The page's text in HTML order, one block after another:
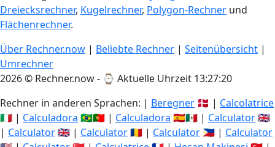
Dreiecksrechner, Kugelrechner, Polygon-Rechner und
Flächenrechner.
Über Rechner.now | Beliebte Rechner | Seitenübersicht |
Umrechner
2026 © Rechner.now - ⌚ Aktuelle Uhrzeit 13:27:20
Rechner in anderen Sprachen: | Beregner 🇩🇰 | Calcolatrice
🇮🇹 | Calculadora 🇧🇷🇵🇹 | Calculadora 🇪🇸🇲🇽 | Calculator🇬🇧
| Calculator🇬🇧 | Calculator🇷🇴 | Calculator 🇵🇭 | Calculator